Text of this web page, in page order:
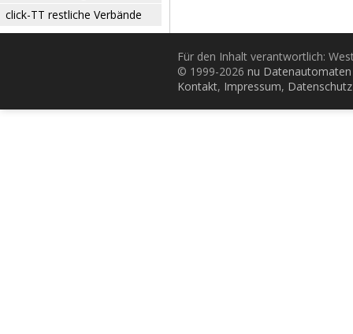
click-TT restliche Verbände
Für den Inhalt verantwortlich:
© 1999-2026 nu
Kontakt, Impressum, Datenschutz